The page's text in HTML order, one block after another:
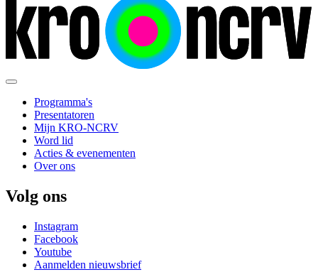
Programma's
Presentatoren
Mijn KRO-NCRV
Word lid
Acties & evenementen
Over ons
Volg ons
Instagram
Facebook
Youtube
Aanmelden nieuwsbrief